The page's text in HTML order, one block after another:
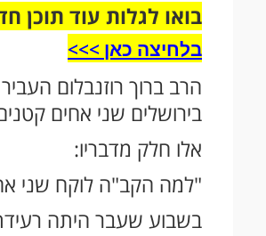
בואו לגלות עוד תוכן
בלחיצה כאן >>>​
הרב ברוך רוזנבלום
בירושלים שני אחים
אלו חלק מדבריו:
"למה הקב"ה לוקח שני
בשבוע שעבר היתה